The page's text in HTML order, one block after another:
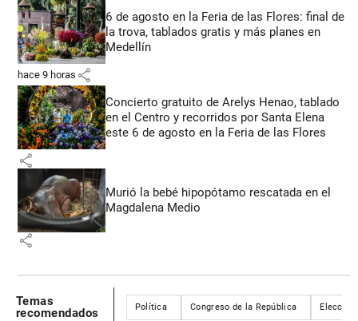
6 de agosto en la Feria de las Flores: final de
la trova, tablados gratis y más planes en
Medellín
hace 9 horas share
Concierto gratuito de Arelys Henao, tablado
en el Centro y recorridos por Santa Elena
este 6 de agosto en la Feria de las Flores
share
Murió la bebé hipopótamo rescatada en el
Magdalena Medio
share
Temas
recomendados
Política Congreso de la República